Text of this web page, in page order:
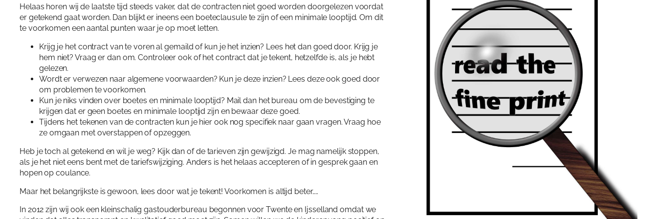
Mijn account
Helaas horen wij de laatste tijd steeds vaker, dat de contracten niet goed worden doorgelezen voordat
er getekend gaat worden. Dan blijkt er ineens een boeteclausule te zijn of een minimale looptijd. Om dit
te voorkomen een aantal punten waar je op moet letten.
Krijg je het contract van te voren al gemaild of kun je het inzien? Lees het dan goed door. Krijg je
hem niet? Vraag er dan om. Controleer ook of het contract dat je tekent, hetzelfde is, als je hebt
gelezen.
Wordt er verwezen naar algemene voorwaarden? Kun je deze inzien? Lees deze ook goed door
om problemen te voorkomen.
Kun je niks vinden over boetes en minimale looptijd? Mail dan het bureau om de bevestiging te
krijgen dat er geen boetes en minimale looptijd zijn en bewaar deze goed.
Tijdens het tekenen van de contracten kun je hier ook nog specifiek naar gaan vragen. Vraag hoe
ze omgaan met overstappen of opzeggen.
Heb je toch al getekend en wil je weg? Kijk dan of de tarieven zijn gewijzigd. Je mag namelijk stoppen,
als je het niet eens bent met de tariefswijziging. Anders is het helaas accepteren of in gesprek gaan en
hopen op coulance.
Maar het belangrijkste is gewoon, lees door wat je tekent! Voorkomen is altijd beter…..
In 2012 zijn wij ook een kleinschalig gastouderbureau begonnen voor Twente en Ijsselland omdat we